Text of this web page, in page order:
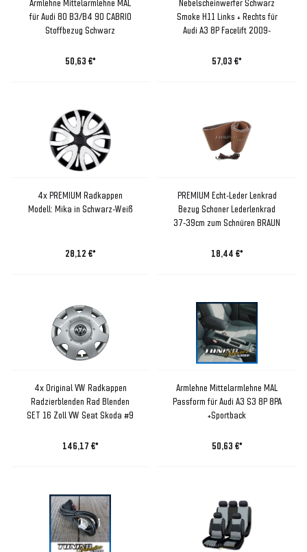
Armlehne Mittelarmlehne MAL
für Audi 80 B3/B4 90 CABRIO
Stoffbezug Schwarz
50,63 €*
Nebelscheinwerfer Schwarz
Smoke H11 Links + Rechts für
Audi A3 8P Facelift 2009-
57,03 €*
4x PREMIUM Radkappen
Modell: Mika in Schwarz-Weiß
28,12 €*
PREMIUM Echt-Leder Lenkrad
Bezug Schoner Lederlenkrad
37-39cm zum Schnüren BRAUN
18,44 €*
4x Original VW Radkappen
Radzierblenden Rad Blenden
SET 16 Zoll VW Seat Skoda #9
146,17 €*
Armlehne Mittelarmlehne MAL
Passform für Audi A3 S3 8P 8PA
+Sportback
50,63 €*